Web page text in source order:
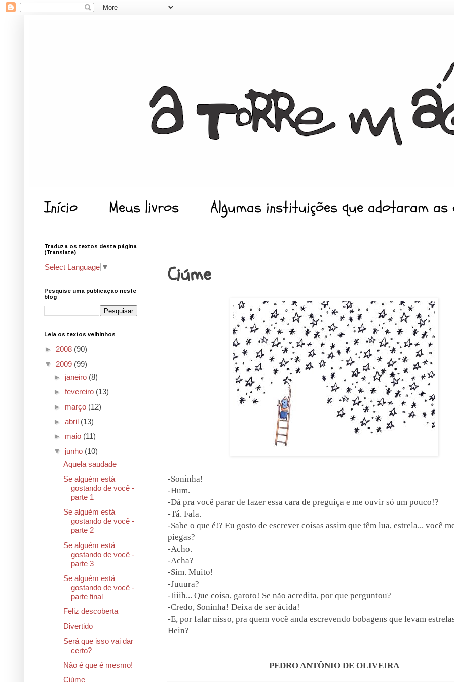
Início Meus livros Algumas instituições que adotaram
Ciúme
-Soninha!
-Hum.
-Dá pra você parar de fazer essa cara de preguiça e me ouvir só um pouco!?
-Tá. Fala.
-Sabe o que é!? Eu gosto de escrever coisas assim que têm lua, estrela... você
piegas?
-Acho.
-Acha?
-Sim. Muito!
-Juuura?
-Iiiih... Que coisa, garoto! Se não acredita, por que perguntou?
-Credo, Soninha! Deixa de ser ácida!
-E, por falar nisso, pra quem você anda escrevendo bobagens que levam
Hein?
PEDRO ANTÔNIO DE OLIVEIRA
Traduza os textos desta página
(Translate)
Select Language ▼
Pesquise uma publicação neste
blog
Leia os textos velhinhos
► 2008 (90)
▼ 2009 (99)
► janeiro (8)
► fevereiro (13)
► março (12)
► abril (13)
► maio (11)
▼ junho (10)
Aquela saudade
Se alguém está
gostando de você -
parte 1
Se alguém está
gostando de você -
parte 2
Se alguém está
gostando de você -
parte 3
Se alguém está
gostando de você -
parte final
Feliz descoberta
Divertido
Será que isso vai dar
certo?
Não é que é mesmo!
Ciúme